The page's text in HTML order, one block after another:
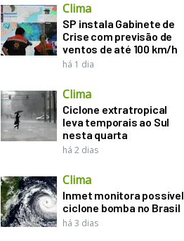
Clima
SP instala Gabinete de
Crise com previsão de
ventos de até 100 km/h
há 1 dia
Clima
Ciclone extratropical
leva temporais ao Sul
nesta quarta
há 2 dias
Clima
Inmet monitora possível
ciclone bomba no Brasil
há 3 dias